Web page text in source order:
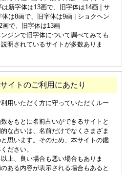
新字体は13画で、旧字体は14画 | サ
は8画で、旧字体は9画 | ショクヘン
画で、旧字体は13画
ジンで旧字体について調べてみても
明されているサイトが多数ありま
イトのご利用にあたり
用いただく方に守っていただくルー
をもとに名前占いができるサイトと
な占いは、名前だけでなくさまざま
思います。そのため、本サイトの鑑
ださい。
上、良い場合も悪い場合もありま
ある内容が表示される場合もあると